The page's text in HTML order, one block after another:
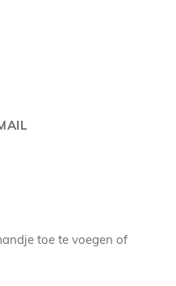
toe te voegen of